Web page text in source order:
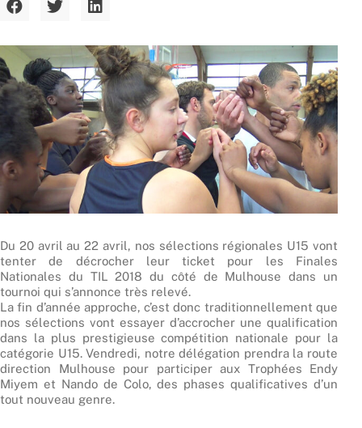
Du 20 avril au 22 avril, nos sélections régionales U15 vont
tenter de décrocher leur ticket pour les Finales
Nationales du TIL 2018 du côté de Mulhouse dans un
tournoi qui s’annonce très relevé.
La fin d’année approche, c’est donc traditionnellement que
nos sélections vont essayer d’accrocher une qualification
dans la plus prestigieuse compétition nationale pour la
catégorie U15. Vendredi, notre délégation prendra la route
direction Mulhouse pour participer aux Trophées Endy
Miyem et Nando de Colo, des phases qualificatives d’un
tout nouveau genre.